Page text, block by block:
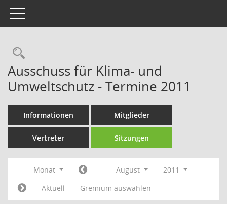
Toggle navigation
Rechercheauswahl
Ausschuss für Klima- und
Umweltschutz - Termine 2011
Informationen Mitglieder
Vertreter Sitzungen
Monat August
2011
Aktuell
Gremium auswählen